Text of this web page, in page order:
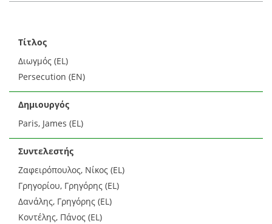
Τίτλος
Διωγμός (EL)
Persecution (EN)
Δημιουργός
Paris, James (EL)
Συντελεστής
Ζαφειρόπουλος, Νίκος (EL)
Γρηγορίου, Γρηγόρης (EL)
Δανάλης, Γρηγόρης (EL)
Κοντέλης, Πάνος (EL)